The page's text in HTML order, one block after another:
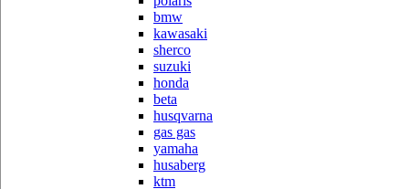
bmw
kawasaki
sherco
suzuki
honda
beta
husqvarna
gas gas
yamaha
husaberg
ktm